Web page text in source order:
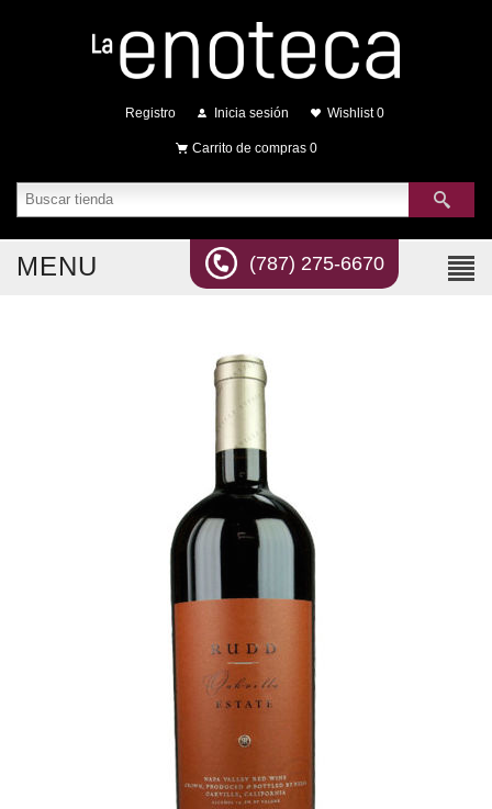
Registro Inicia sesión Wishlist 0
Carrito de compras 0
(787) 275-6670
MENU